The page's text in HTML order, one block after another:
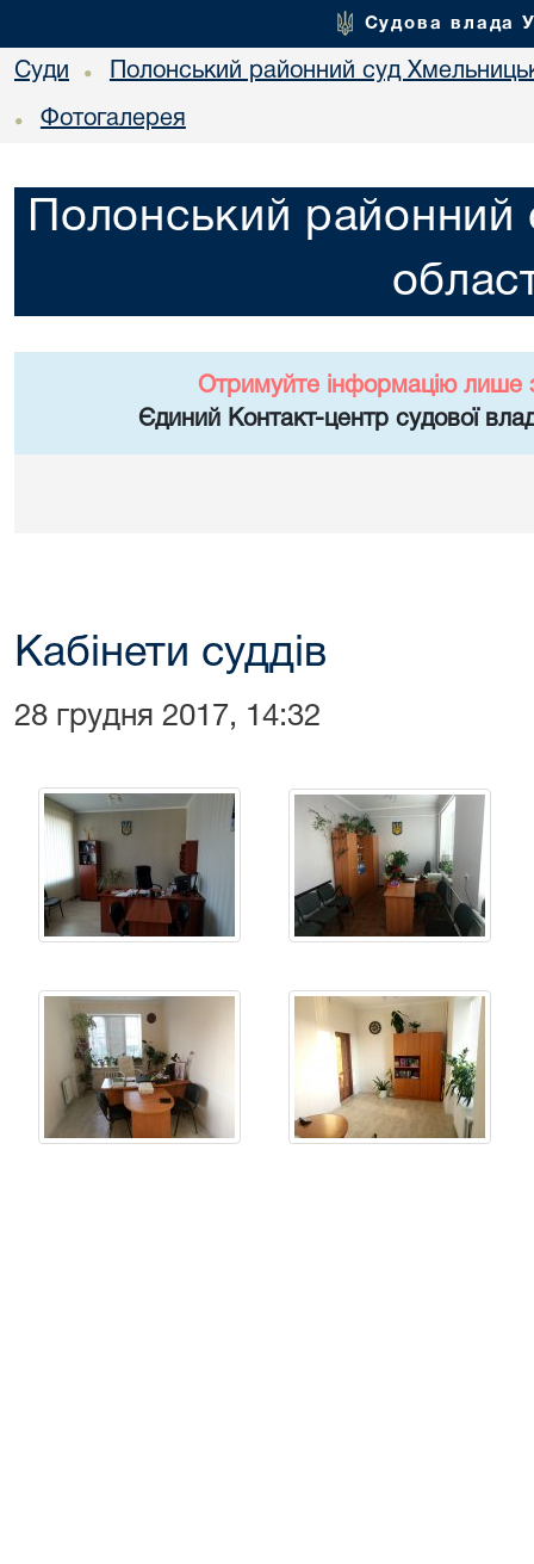
Судова влада
Суди • Полонський районний суд
• Фотогалерея
Полонський районний
Отримуйте інформацію лише
Єдиний Контакт-центр судової
Кабінети суддів
28 грудня 2017, 14:32